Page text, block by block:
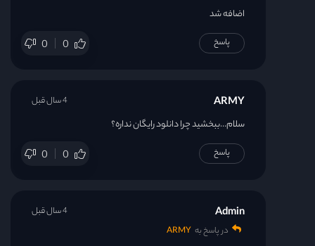
اضافه شد
0 0 پاسخ
ARMY
سلام…ببخشید چرا دانلود رایگان نداره؟
0 0
4 سال قبل
پاسخ
Admin
در پاسخ به ARMY
4 سال قبل